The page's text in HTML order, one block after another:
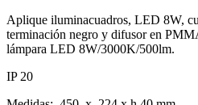
Aplique iluminacuadros, LED 8W,
terminación negro y difusor en
lámpara LED 8W/3000K/500lm.
IP 20